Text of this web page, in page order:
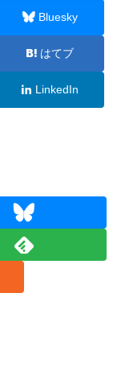
Bluesky
はてブ
LinkedIn